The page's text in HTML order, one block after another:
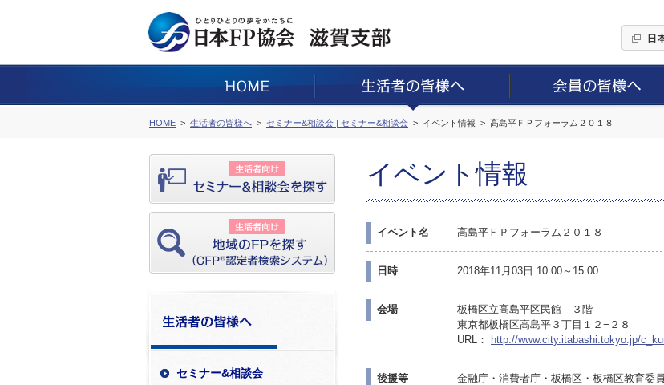
HOME 生活者の皆様へ セミナー&相談会 | セミナー&相談会 イベント情報 高島平ＦＰフォーラム２０１８
セミナー&相談会
イベント情報
イベント名 高島平ＦＰフォーラム２０１８
日時 2018年11月03日 10:00～15:00
会場
板橋区立高島平区民館 ３階
東京都板橋区高島平３丁目１２−２８
URL：
http://www.city.itabashi.tokyo.jp/
後援等 金融庁・消費者庁・板橋区・板橋区教育委